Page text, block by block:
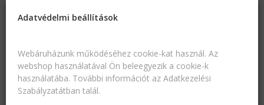
Adatvédelmi beállítások
Webáruházunk működéséhez cookie-kat használ. Az
webshop használatával Ön beleegyezik a cookie-k
használatába. További információt az Adatkezelési
Szabályzatátban talál.